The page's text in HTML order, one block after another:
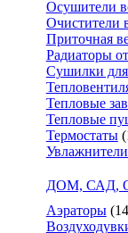
Осушители
Очистители
Приточная
Радиаторы
Сушилки
Тепловые
Тепловые
Термостаты
ДОМ, САД,
Аэраторы